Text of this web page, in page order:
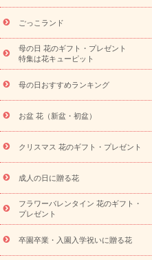
ら探す
お祝いの花特集
念日
結婚祝い 出産祝い
寿祝い
プチギフト ペット
供え・お悔やみ商品一覧
お
降に贈る花
通夜・葬儀に贈る
お供え プリザーブドフラワー
盆・初盆）
その他 お祝い
ビジネス用
ご自宅用 観葉
ドフラワー
スタイルから探
ンド花
お祝い お供え・お悔
ディ胡蝶蘭・お祝い
ミディ胡
観葉植物
観葉植物 産直
お祝い
お供え・お悔やみ
プチギフト（hanamore -ハナモ
キューピットのeGfit
カラー
ごっこランド
母の日 花のギフト・プレゼント
特集は花キューピット
母の日おすすめランキング
お盆 花（新盆・初盆）
クリスマス 花のギフト・プレゼント
成人の日に贈る花
フラワーバレンタイン 花のギフト・
プレゼント
卒園卒業・入園入学祝いに贈る花